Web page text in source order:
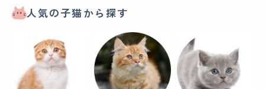
人気の子猫から探す